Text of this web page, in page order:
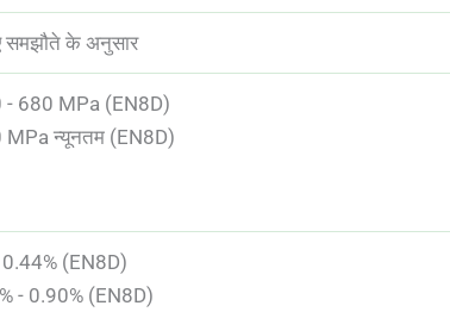
समझौते के अनुसार
680 MPa (EN8D)
न्यूनतम (EN8D)
(EN8D)
- 0.90% (EN8D)